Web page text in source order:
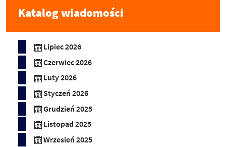
Katalog wiadomości
Lipiec 2026
Czerwiec 2026
Luty 2026
Styczeń 2026
Grudzień 2025
Listopad 2025
Wrzesień 2025